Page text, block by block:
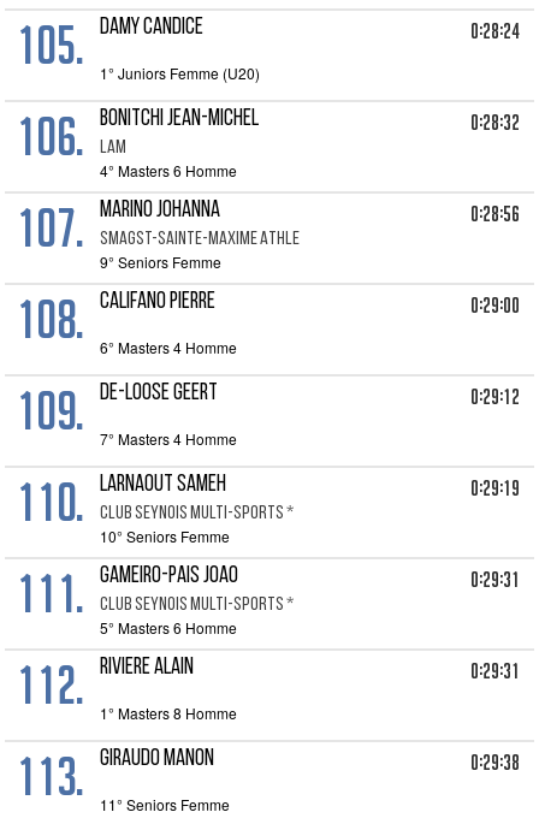
105. DAMY CANDICE 0:28:24
1° Juniors Femme (U20)
106. BONITCHI JEAN-MICHEL
LAM
0:28:32
4° Masters 6 Homme
107. MARINO JOHANNA
SMAGST-SAINTE-MAXIME ATHLE
0:28:56
9° Seniors Femme
108. CALIFANO PIERRE 0:29:00
6° Masters 4 Homme
109. DE-LOOSE GEERT 0:29:12
7° Masters 4 Homme
110. LARNAOUT SAMEH
CLUB SEYNOIS MULTI-SPORTS *
0:29:19
10° Seniors Femme
111. GAMEIRO-PAIS JOAO
CLUB SEYNOIS MULTI-SPORTS *
0:29:31
5° Masters 6 Homme
112. RIVIERE ALAIN 0:29:31
1° Masters 8 Homme
113. GIRAUDO MANON 0:29:38
11° Seniors Femme